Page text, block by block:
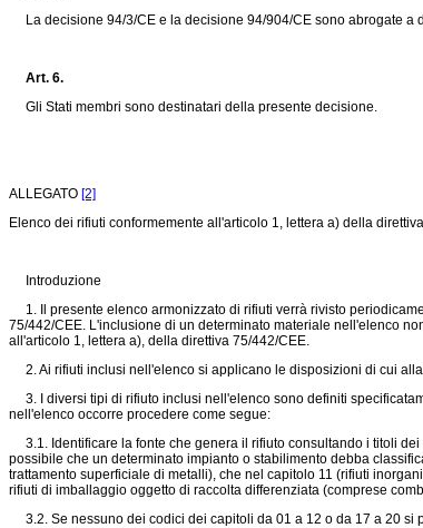
La decisione 94/3/CE e la decisione 94/904/CE sono abrogate a
Art. 6.
Gli Stati membri sono destinatari della presente decisione.
ALLEGATO [2]
Elenco dei rifiuti conformemente all'articolo 1, lettera a) della
Introduzione
1. Il presente elenco armonizzato di rifiuti verrà rivisto
75/442/CEE. L'inclusione di un determinato materiale nell'elenco
all'articolo 1, lettera a), della direttiva 75/442/CEE.
2. Ai rifiuti inclusi nell'elenco si applicano le disposizioni di cui alla
3. I diversi tipi di rifiuto inclusi nell'elenco sono definiti
nell'elenco occorre procedere come segue:
3.1. Identificare la fonte che genera il rifiuto consultando i titoli
possibile che un determinato impianto o stabilimento debba
trattamento superficiale di metalli), che nel capitolo 11 (rifiuti
rifiuti di imballaggio oggetto di raccolta differenziata (comprese
3.2. Se nessuno dei codici dei capitoli da 01 a 12 o da 17 a 20 si